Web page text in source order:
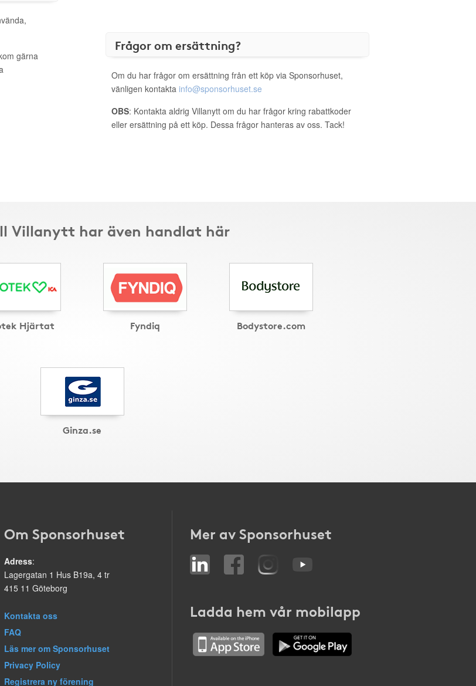
gärna
Frågor om ersättning?
Om du har frågor om ersättning från ett köp via Sponsorhuset,
vänligen kontakta info@sponsorhuset.se
OBS: Kontakta aldrig Villanytt om du har frågor kring rabattkoder
eller ersättning på ett köp. Dessa frågor hanteras av oss. Tack!
Villanytt har även handlat här
Hjärtat Fyndiq Bodystore.com
Ginza.se
Om Sponsorhuset
Adress:
Lagergatan 1 Hus B19a, 4 tr
415 11 Göteborg
Kontakta oss
FAQ
Läs mer om Sponsorhuset
Privacy Policy
Registrera ny förening
Mer av Sponsorhuset
Ladda hem vår mobilapp